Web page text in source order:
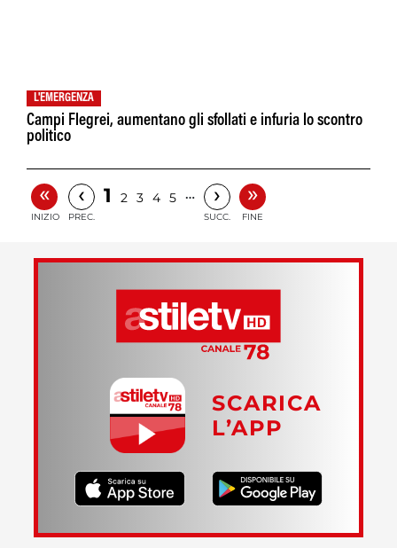
L'EMERGENZA
Campi Flegrei, aumentano gli sfollati e infuria lo scontro
politico
«
INIZIO
‹
PREC.
1 2 3 4 5 … ›
SUCC.
»
FINE
SCARICA
L’APP